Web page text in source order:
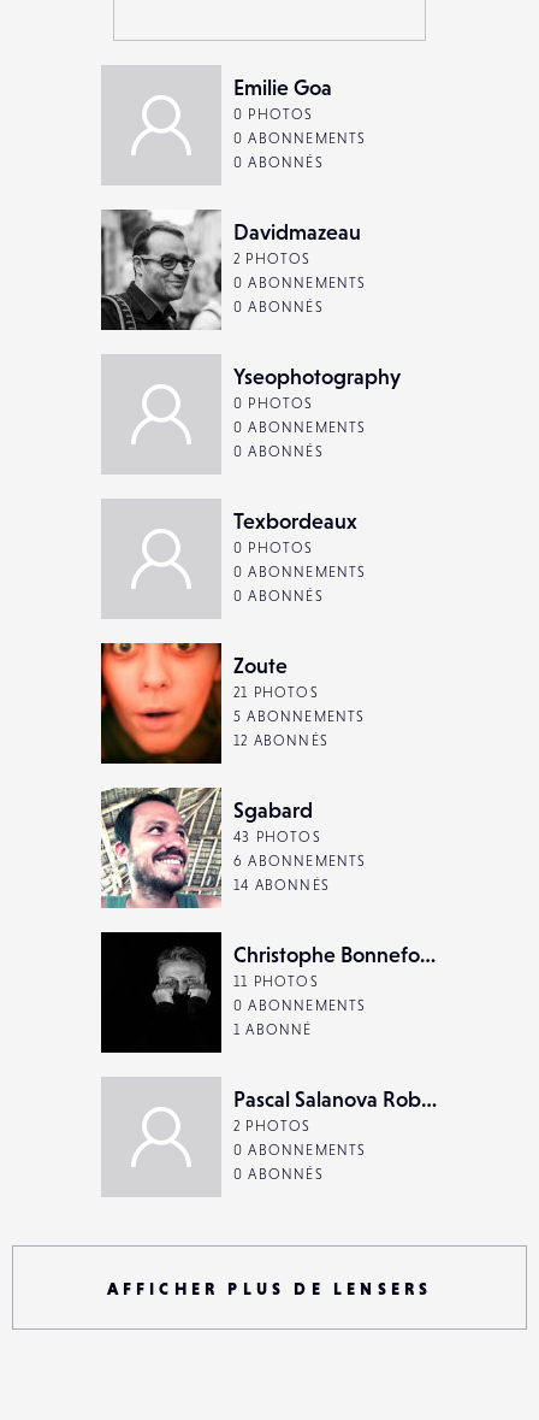
Emilie Goa
0 PHOTOS
0 ABONNEMENTS
0 ABONNÉS
Davidmazeau
2 PHOTOS
0 ABONNEMENTS
0 ABONNÉS
Yseophotography
0 PHOTOS
0 ABONNEMENTS
0 ABONNÉS
Texbordeaux
0 PHOTOS
0 ABONNEMENTS
0 ABONNÉS
Zoute
21 PHOTOS
5 ABONNEMENTS
12 ABONNÉS
Sgabard
43 PHOTOS
6 ABONNEMENTS
14 ABONNÉS
Christophe Bonnefont
11 PHOTOS
0 ABONNEMENTS
1 ABONNÉ
Pascal Salanova Robert
2 PHOTOS
0 ABONNEMENTS
0 ABONNÉS
AFFICHER PLUS DE LENSERS